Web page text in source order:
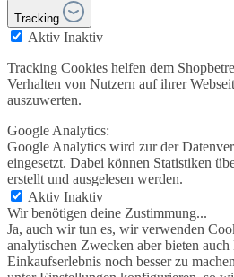
Tracking
Aktiv Inaktiv
Tracking Cookies helfen dem
Verhalten von Nutzern auf ihrer
auszuwerten.
Google Analytics:
Google Analytics wird zur der
eingesetzt. Dabei können Statistiken
erstellt und ausgelesen werden.
Aktiv Inaktiv
Wir benötigen deine Zustimmung...
Ja, auch wir tun es, wir verwenden
analytischen Zwecken aber bieten
Einkaufserlebnis noch besser zu